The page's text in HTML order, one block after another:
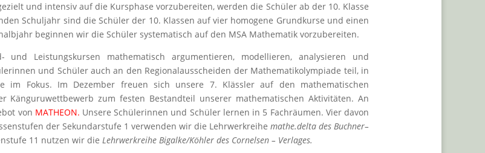
und intensiv auf die Kursphase vorzubereiten, werden die Schüler ab der 10. Klasse
Schuljahr sind die Schüler der 10. Klassen auf vier homogene Grundkurse und einen
beginnen wir die Schüler systematisch auf den MSA Mathematik vorzubereiten.
Leistungskursen mathematisch argumentieren, modellieren, analysieren und
und Schüler auch an den Regionalausscheiden der Mathematikolympiade teil, in
im Fokus. Im Dezember freuen sich unsere 7. Klässler auf den mathematischen
Känguruwettbewerb zum festen Bestandteil unserer mathematischen Aktivitäten. An
von MATHEON. Unsere Schülerinnen und Schüler lernen in 5 Fachräumen. Vier davon
der Sekundarstufe 1 verwenden wir die Lehrwerkreihe mathe.delta des Buchner–
11 nutzen wir die Lehrwerkreihe Bigalke/Köhler des Cornelsen – Verlages.